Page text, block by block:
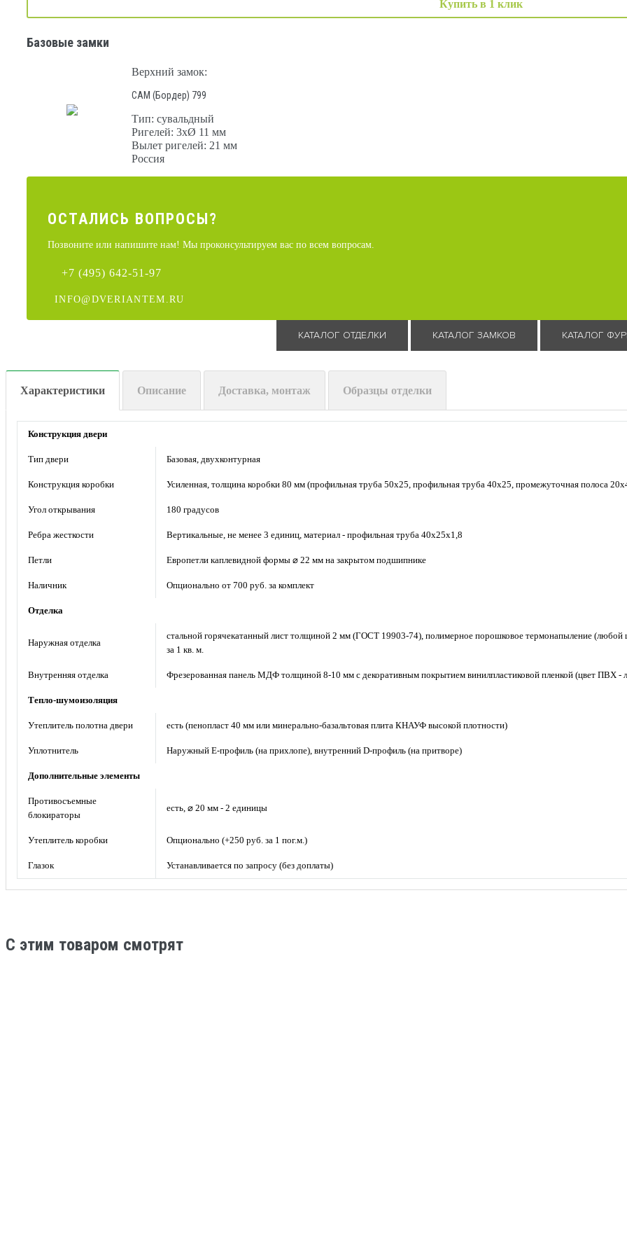
Купить в 1 клик
Базовые замки
Верхний замок:
САМ (Бордер) 799
Тип: сувальдный
Ригелей: 3хØ 11 мм
Вылет ригелей: 21 мм
Россия
ОСТАЛИCЬ ВОПРОСЫ?
Позвоните или напишите нам! Мы проконсультируем вас по всем вопросам.
+7 (495) 642-51-97
INFO@DVERIANTEM.RU
КАТАЛОГ ОТДЕЛКИ КАТАЛОГ ЗАМКОВ КАТАЛОГ
Характеристики Описание Доставка, монтаж Образцы отделки
Конструкция двери
Тип двери Базовая, двухконтурная
Конструкция коробки Усиленная, толщина коробки 80 мм (профильная труба 50х25, профильная труба 40х25, промежуточная полоса
Угол открывания 180 градусов
Ребра жесткости Вертикальные, не менее 3 единиц, материал - профильная труба 40х25х1,8
Петли Европетли каплевидной формы ⌀ 22 мм на закрытом подшипнике
Наличник Опционально от 700 руб. за комплект
Отделка
Наружная отделка
стальной горячекатанный лист толщиной 2 мм (ГОСТ 19903-74), полимерное порошковое термонапыление (любой
за 1 кв. м.
Внутренняя отделка Фрезерованная панель МДФ толщиной 8-10 мм с декоративным покрытием винилпластиковой пленкой (цвет ПВХ -
Тепло-шумоизоляция
Утеплитель полотна двери есть (пенопласт 40 мм или минерально-базальтовая плита КНАУФ высокой плотности)
Уплотнитель Наружный Е-профиль (на прихлопе), внутренний D-профиль (на притворе)
Дополнительные элементы
Противосъемные
блокираторы
есть, ⌀ 20 мм - 2 единицы
Утеплитель коробки Опционально (+250 руб. за 1 пог.м.)
Глазок Устанавливается по запросу (без доплаты)
C этим товаром смотрят